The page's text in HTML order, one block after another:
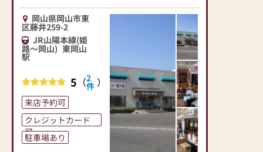
岡山県岡山市東
区藤井259-2
JR山陽本線(姫
路～岡山) 東岡山
駅
5 （2
件 ）
来店予約可
クレジットカード
可
駐車場あり